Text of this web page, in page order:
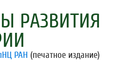
РАЗВИТИЯ
РАН (печатное издание)